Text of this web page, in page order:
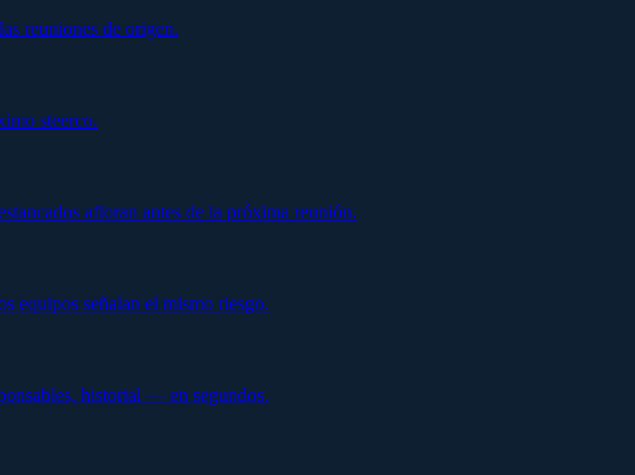
reuniones de origen.
steerco.
afloran antes de la próxima reunión.
equipos señalan el mismo riesgo.
historial — en segundos.